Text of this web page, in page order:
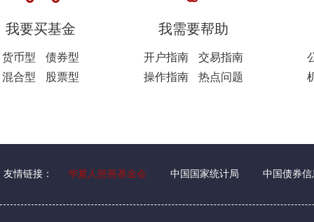
我要买基金
货币型
债券型
混合型
股票型
我需要帮助
开户指南
交易指南
操作指南
热点问题
友情链接： 华夏人慈善基金会 中国国家统计局 中国债券信